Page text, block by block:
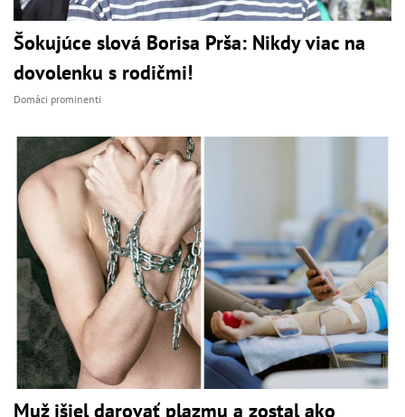
Šokujúce slová Borisa Prša: Nikdy viac na
dovolenku s rodičmi!
Domáci prominenti
Muž išiel darovať plazmu a zostal ako